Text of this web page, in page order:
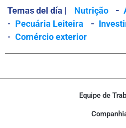
Temas del día | Nutrição -
- Pecuária Leiteira -
- Comércio exterior
Equipe de